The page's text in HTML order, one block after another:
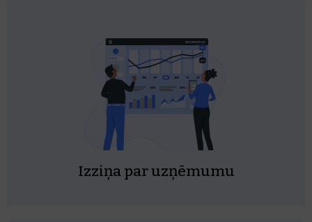
Izziņa par uzņēmumu